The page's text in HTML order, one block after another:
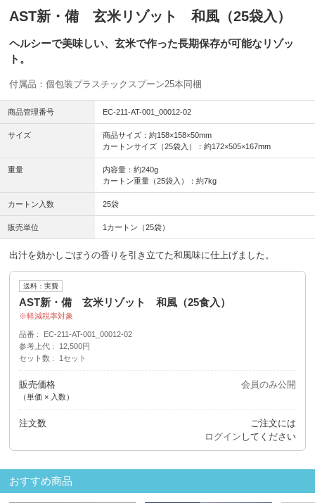
AST新・備 玄米リゾット 和風（25袋入）
ヘルシーで美味しい、玄米で作った長期保存が可能なリゾッ
ト。
付属品：個包装プラスチックスプーン25本同梱
商品管理番号 EC-211-AT-001_00012-02
サイズ
商品サイズ：約158×158×50mm
カートンサイズ（25袋入）：約172×505×167mm
重量
内容量：約240g
カートン重量（25袋入）：約7kg
カートン入数 25袋
販売単位 1カートン（25袋）
出汁を効かしごぼうの香りを引き立てた和風味に仕上げました。
送料：実費
AST新・備 玄米リゾット 和風（25食入）
軽減税率対象
品番
EC-211-AT-001_00012-02
参考上代
12,500円
セット数
1セット
販売価格
（単価 × 入数）
会員のみ公開
注文数
ご注文には
ログイン してください
おすすめ商品